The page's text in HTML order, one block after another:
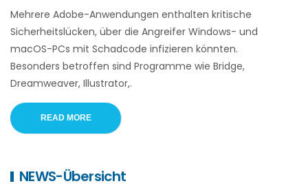
Mehrere Adobe-Anwendungen enthalten kritische
Sicherheitslücken, über die Angreifer Windows- und
macOS-PCs mit Schadcode infizieren könnten.
Besonders betroffen sind Programme wie Bridge,
Dreamweaver, Illustrator,.
READ MORE
NEWS-Übersicht